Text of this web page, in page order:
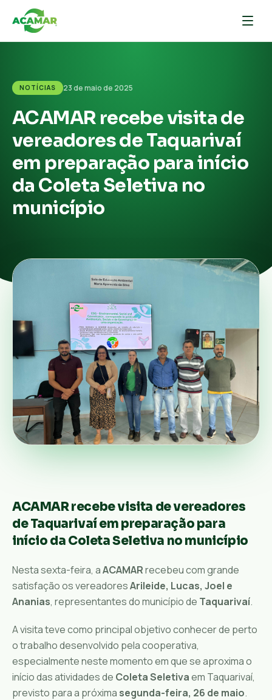
NOTÍCIAS 23 de maio de 2025
ACAMAR recebe visita de
vereadores de Taquarivaí
em preparação para início
da Coleta Seletiva no
município
ACAMAR recebe visita de vereadores
de Taquarivaí em preparação para
início da Coleta Seletiva no município
Nesta sexta-feira, aACAMARrecebeu com grande
satisfação os vereadoresArileide, Lucas, Joel e
Ananias, representantes do município de Taquarivaí.
A visita teve como principal objetivo conhecer de perto
o trabalho desenvolvido pela cooperativa,
especialmente neste momento em que se aproxima o
início das atividades de Coleta Seletivaem Taquarivaí,
previsto para a próxima segunda-feira, 26 de maio.